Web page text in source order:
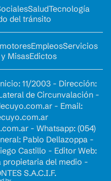
SaludTecnología
del tránsito
EmpleosServicios
MisasEdictos
11/2003 - Dirección:
de Circunvalación -
- Email:
- Whatsapp: (054)
Pablo Dellazoppa -
Castillo - Editor Web:
propietaria del medio -
S.A.C.I.F.